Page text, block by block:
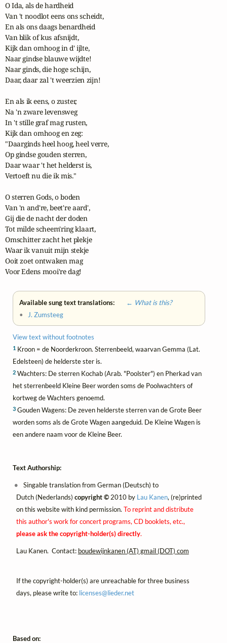
O Ida, als de hardheid
Van 't noodlot eens ons scheidt,
En als ons daags benardheid
Van blik of kus afsnijdt,
Kijk dan omhoog in d' ijlte,
Naar gindse blauwe wijdte!
Naar ginds, die hoge schijn,
Daar, daar zal 't weerzien zijn!
En als ik eens, o zuster,
Na 'n zware levensweg
In 't stille graf mag rusten,
Kijk dan omhoog en zeg:
"Daarginds heel hoog, heel verre,
Op gindse gouden sterren,
Daar waar 't het helderst is,
Vertoeft nu die ik mis."
O sterren Gods, o boden
Van 'n and're, beet're aard',
Gij die de nacht der doden
Tot milde scheem'ring klaart,
Omschitter zacht het plekje
Waar ik vanuit mijn stekje
Ooit zoet ontwaken mag
Voor Edens mooi're dag!
Available sung text translations:
← What is this?
•
J. Zumsteeg
View text without footnotes
1 Kroon = de Noorderkroon. Sterrenbeeld, waarvan Gemma (Lat.
Edelsteen) de helderste ster is.
2 Wachters: De sterren Kochab (Arab. "Poolster") en Pherkad van
het sterrenbeeld Kleine Beer worden soms de Poolwachters of
kortweg de Wachters genoemd.
3 Gouden Wagens: De zeven helderste sterren van de Grote Beer
worden soms als de Grote Wagen aangeduid. De Kleine Wagen is
een andere naam voor de Kleine Beer.
Text Authorship:
Singable translation from German (Deutsch) to
Dutch (Nederlands) copyright ©2010 by Lau Kanen, (re)printed
on this website with kind permission. To reprint and distribute
this author's work for concert programs, CD booklets, etc.,
please ask the copyright-holder(s) directly.
Lau Kanen. Contact: boudewijnkanen (AT) gmail (DOT) com
If the copyright-holder(s) are unreachable for three business
days, please write to: licenses@lieder.net
Based on: